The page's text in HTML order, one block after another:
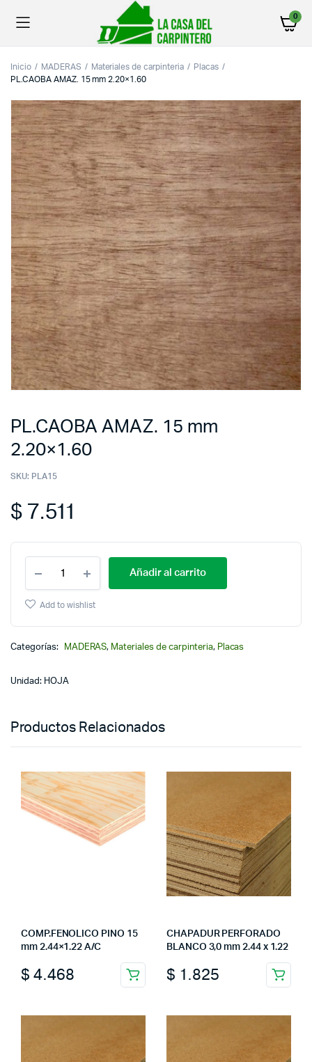
0
Inicio MADERAS Materiales de carpinteria
Placas
PL.CAOBA AMAZ. 15 mm 2.20×1.60
PL.CAOBA AMAZ. 15 mm
2.20×1.60
SKU: PLA15
$7.511
Añadir al carrito
Add to wishlist
Categorías: MADERAS, Materiales de carpinteria, Placas
Unidad: HOJA
Productos Relacionados
COMP.FENOLICO PINO 15
mm 2.44×1.22 A/C
$ 4.468
CHAPADUR PERFORADO
BLANCO 3,0 mm 2.44 x 1.22
$ 1.825